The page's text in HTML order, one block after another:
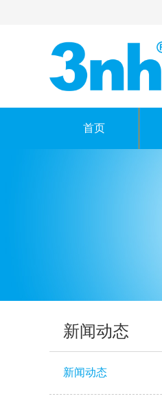
首页
新闻动态
新闻动态